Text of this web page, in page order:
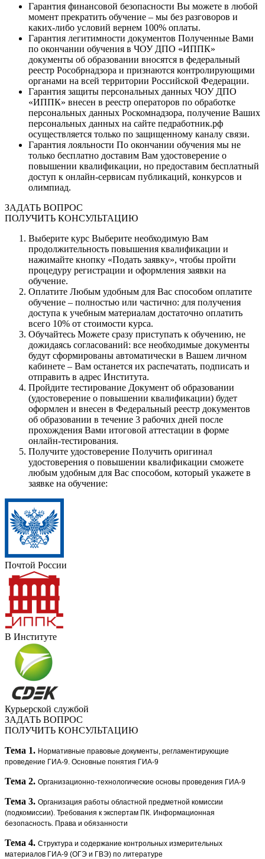
Гарантия финансовой безопасности Вы можете в любой
момент прекратить обучение – мы без разговоров и
каких-либо условий вернем 100% оплаты.
Гарантия легитимности документов Полученные Вами
по окончании обучения в ЧОУ ДПО «ИППК»
документы об образовании вносятся в федеральный
реестр Рособрнадзора и признаются контролирующими
органами на всей территории Российской Федерации.
Гарантия защиты персональных данных ЧОУ ДПО
«ИППК» внесен в реестр операторов по обработке
персональных данных Роскомнадзора, получение Ваших
персональных данных на сайте педработник.рф
осуществляется только по защищенному каналу связи.
Гарантия лояльности По окончании обучения мы не
только бесплатно доставим Вам удостоверение о
повышении квалификации, но предоставим бесплатный
доступ к онлайн-сервисам публикаций, конкурсов и
олимпиад.
ЗАДАТЬ ВОПРОС
ПОЛУЧИТЬ КОНСУЛЬТАЦИЮ
Выберите курс Выберите необходимую Вам
продолжительность повышения квалификации и
нажимайте кнопку «Подать заявку», чтобы пройти
процедуру регистрации и оформления заявки на
обучение.
Оплатите Любым удобным для Вас способом оплатите
обучение – полностью или частично: для получения
доступа к учебным материалам достаточно оплатить
всего 10% от стоимости курса.
Обучайтесь Можете сразу приступать к обучению, не
дожидаясь согласований: все необходимые документы
будут сформированы автоматически в Вашем личном
кабинете – Вам останется их распечатать, подписать и
отправить в адрес Института.
Пройдите тестирование Документ об образовании
(удостоверение о повышении квалификации) будет
оформлен и внесен в Федеральный реестр документов
об образовании в течение 3 рабочих дней после
прохождения Вами итоговой аттестации в форме
онлайн-тестирования.
Получите удостоверение Получить оригинал
удостоверения о повышении квалификации сможете
любым удобным для Вас способом, который укажете в
заявке на обучение:
Почтой России
В Институте
Курьерской службой
ЗАДАТЬ ВОПРОС
ПОЛУЧИТЬ КОНСУЛЬТАЦИЮ
Тема 1. Нормативные правовые документы, регламентирующие
проведение ГИА-9. Основные понятия ГИА-9
Тема 2. Организационно-технологические основы проведения ГИА-9
Тема 3. Организация работы областной предметной комиссии
(подкомиссии). Требования к экспертам ПК. Информационная
безопасность. Права и обязанности
Тема 4. Структура и содержание контрольных измерительных
материалов ГИА-9 (ОГЭ и ГВЭ) по литературе